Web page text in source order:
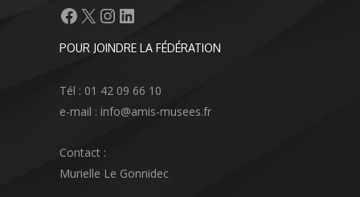
Facebook
X Instagram
LinkedIn
POUR JOINDRE LA FÉDÉRATION
Tél : 01 42 09 66 10
e-mail : info@amis-musees.fr
Contact :
Murielle Le Gonnidec